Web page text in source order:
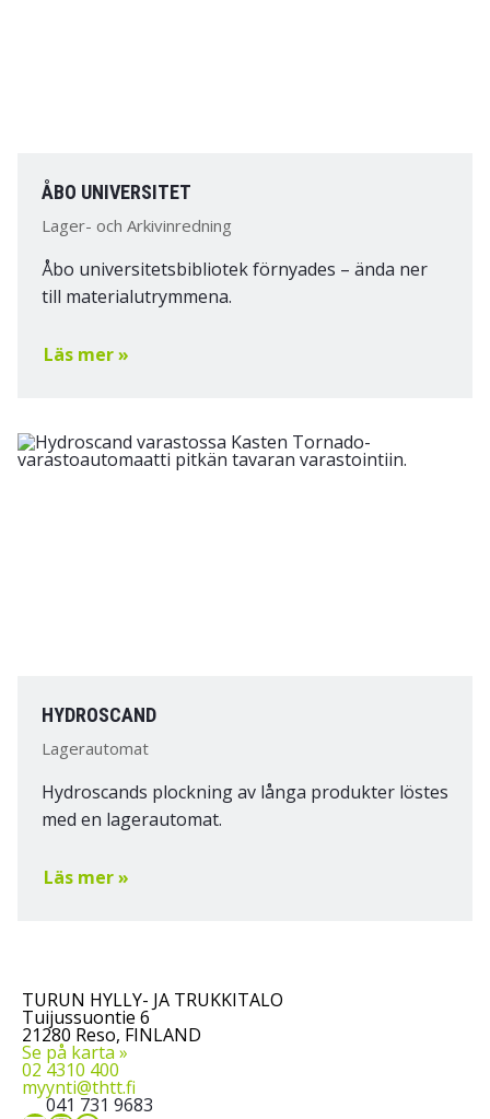
ÅBO UNIVERSITET
Lager- och Arkivinredning
Åbo universitetsbibliotek förnyades – ända ner
till materialutrymmena.
Läs mer »
HYDROSCAND
Lagerautomat
Hydroscands plockning av långa produkter löstes
med en lagerautomat.
Läs mer »
TURUN HYLLY- JA TRUKKITALO
Tuijussuontie 6
21280 Reso, FINLAND
Se på karta »
02 4310 400
myynti@thtt.fi
041 731 9683